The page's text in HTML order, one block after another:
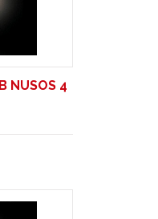
NUSOS 4